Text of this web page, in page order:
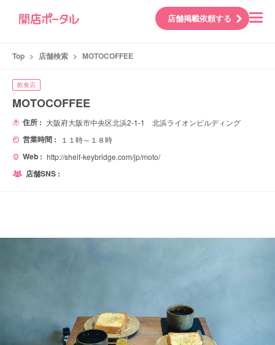
店舗掲載依頼する
Top > 店舗検索 > MOTOCOFFEE
飲食店
MOTOCOFFEE
住所 : 大阪府大阪市中央区北浜2-1-1 北浜ライオンビルディング
営業時間 : １１時～１８時
Web : http://shelf-keybridge.com/jp/moto/
店舗SNS :